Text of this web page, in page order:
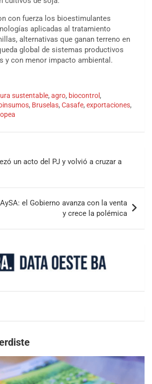
con fuerza los bioestimulantes
aplicadas al tratamiento
alternativas que ganan terreno en
global de sistemas productivos
y con menor impacto ambiental.
sustentable, agro, biocontrol,
, Bruselas, Casafe, exportaciones,
un acto del PJ y volvió a cruzar a
el Gobierno avanza con la venta
y crece la polémica